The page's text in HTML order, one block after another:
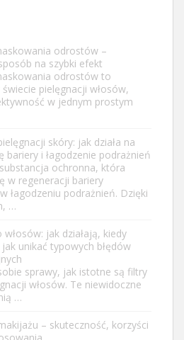
odrostów –
na szybki efekt
odrostów to
pielęgnacji włosów,
w jednym prostym
skóry: jak działa na
bariery i łagodzenie podrażnień
ochronna, która
w regeneracji bariery
łagodzeniu podrażnień. Dzięki
…
włosów: jak działają, kiedy
unikać typowych błędów
sprawy, jak istotne są filtry
włosów. Te niewidoczne
…
– skuteczność, korzyści